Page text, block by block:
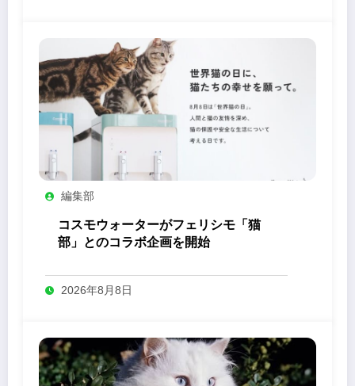
編集部
コスモウォーターがフェリシモ「猫
部」とのコラボ企画を開始
2026年8月8日